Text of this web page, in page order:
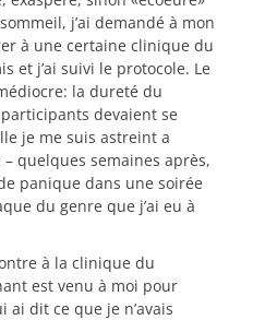
j’ai demandé à mon
à une certaine clinique du
et j’ai suivi le protocole. Le
la dureté du
devaient se
je me suis astreint a
quelques semaines après,
panique dans une soirée
du genre que j’ai eu à
à la clinique du
est venu à moi pour
ai dit ce que je n’avais